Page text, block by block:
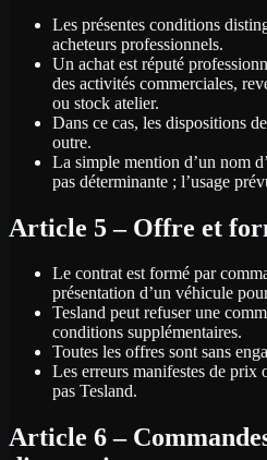
Les présentes conditions
acheteurs professionnels.
Un achat est réputé
des activités commerciales,
ou stock atelier.
Dans ce cas, les dispositions
outre.
La simple mention d’un nom
pas déterminante ; l’usage
Article 5 – Offre et
Le contrat est formé par
présentation d’un véhicule
Tesland peut refuser une
conditions supplémentaires.
Toutes les offres sont sans
Les erreurs manifestes de prix
pas Tesland.
Article 6 –